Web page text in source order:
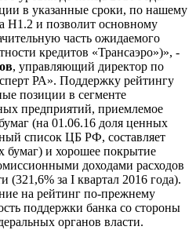
в указанные сроки, по нашему
Н1.2 и позволит основному
часть ожидаемого
кредитов «Трансаэро»)», -
, управляющий директор по
РА». Поддержку рейтингу
позиции в сегменте
предприятий, приемлемое
(на 01.06.16 доля ценных
список ЦБ РФ, составляет
бумаг) и хорошее покрытие
доходами расходов
(321,6% за I квартал 2016 года).
на рейтинг по-прежнему
поддержки банка со стороны
органов власти.